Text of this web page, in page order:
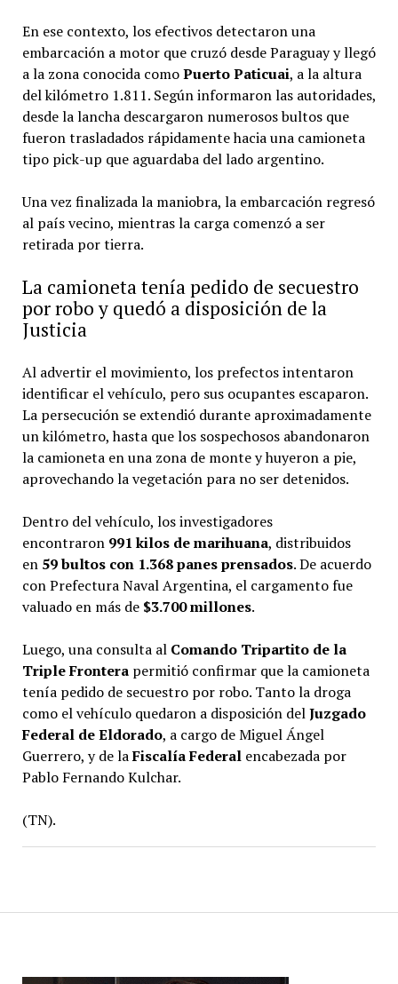
En ese contexto, los efectivos detectaron una
embarcación a motor que cruzó desde Paraguay y llegó
a la zona conocida comoPuerto Paticuai, a la altura
del kilómetro 1.811. Según informaron las autoridades,
desde la lancha descargaron numerosos bultos que
fueron trasladados rápidamente hacia una camioneta
tipo pick-up que aguardaba del lado argentino.
Una vez finalizada la maniobra, la embarcación regresó
al país vecino, mientras la carga comenzó a ser
retirada por tierra.
La camioneta tenía pedido de secuestro
por robo y quedó a disposición de la
Justicia
Al advertir el movimiento, los prefectos intentaron
identificar el vehículo, pero sus ocupantes escaparon.
La persecución se extendió durante aproximadamente
un kilómetro, hasta que los sospechosos abandonaron
la camioneta en una zona de monte y huyeron a pie,
aprovechando la vegetación para no ser detenidos.
Dentro del vehículo, los investigadores
encontraron 991 kilos de marihuana, distribuidos
en 59 bultos con 1.368 panes prensados. De acuerdo
con Prefectura Naval Argentina, el cargamento fue
valuado en más de $3.700 millones.
Luego, una consulta al Comando Tripartito de la
Triple Fronterapermitió confirmar que la camioneta
tenía pedido de secuestro por robo. Tanto la droga
como el vehículo quedaron a disposición delJuzgado
Federal de Eldorado, a cargo de Miguel Ángel
Guerrero, y de laFiscalía Federalencabezada por
Pablo Fernando Kulchar.
(TN).